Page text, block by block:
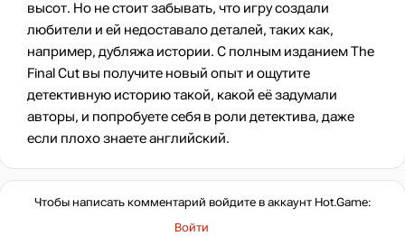
высот. Но не стоит забывать, что игру создали
любители и ей недоставало деталей, таких как,
например, дубляжа истории. С полным изданием The
Final Cut вы получите новый опыт и ощутите
детективную историю такой, какой её задумали
авторы, и попробуете себя в роли детектива, даже
если плохо знаете английский.
Чтобы написать комментарий войдите в аккаунт Hot.Game:
Войти